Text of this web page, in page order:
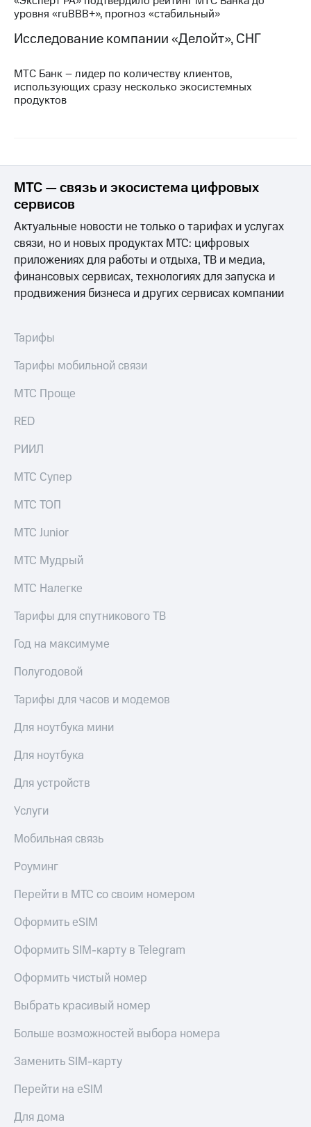
уровня «ruBBB+», прогноз «стабильный»
Исследование компании «Делойт», СНГ
МТС Банк – лидер по количеству клиентов,
использующих сразу несколько экосистемных
продуктов
МТС — связь и экосистема цифровых
сервисов
Актуальные новости не только о тарифах и услугах
связи, но и новых продуктах МТС: цифровых
приложениях для работы и отдыха, ТВ и медиа,
финансовых сервисах, технологиях для запуска и
продвижения бизнеса и других сервисах компании
Тарифы
Тарифы мобильной связи
МТС Проще
RED
РИИЛ
МТС Супер
МТС ТОП
МТС Junior
МТС Мудрый
МТС Налегке
Тарифы для спутникового ТВ
Год на максимуме
Полугодовой
Тарифы для часов и модемов
Для ноутбука мини
Для ноутбука
Для устройств
Услуги
Мобильная связь
Роуминг
Перейти в МТС со своим номером
Оформить eSIM
Оформить SIM-карту в Telegram
Оформить чистый номер
Выбрать красивый номер
Больше возможностей выбора номера
Заменить SIM-карту
Перейти на eSIM
Для дома